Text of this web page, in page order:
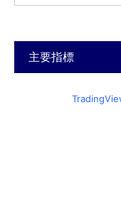
主要指標